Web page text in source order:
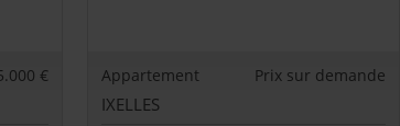
€ Appartement Prix sur demande
IXELLES